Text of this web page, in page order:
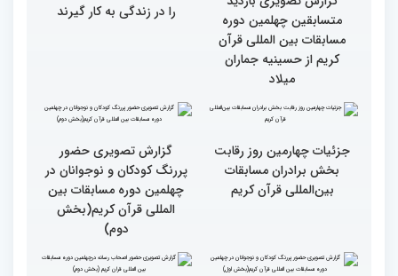
نمایشگاهی چهلمین دوره
مسابقات بین المللی قران
کریم(بخش دوم)
نمایشگاهی چهلمین دوره
متسابقین چهلمین دوره
مسابقات بین المللی قرآن
کریم از حسینیه جماران
مردم مفاهیم و تعالیم قرآن
را در زندگی به کار گیرند